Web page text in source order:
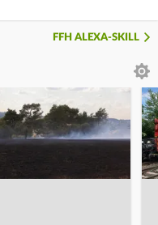
FFH ALEXA-SKILL